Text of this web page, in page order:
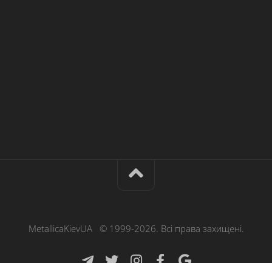
MetallicaKievUA © 1999-2026. Всі права захищені.